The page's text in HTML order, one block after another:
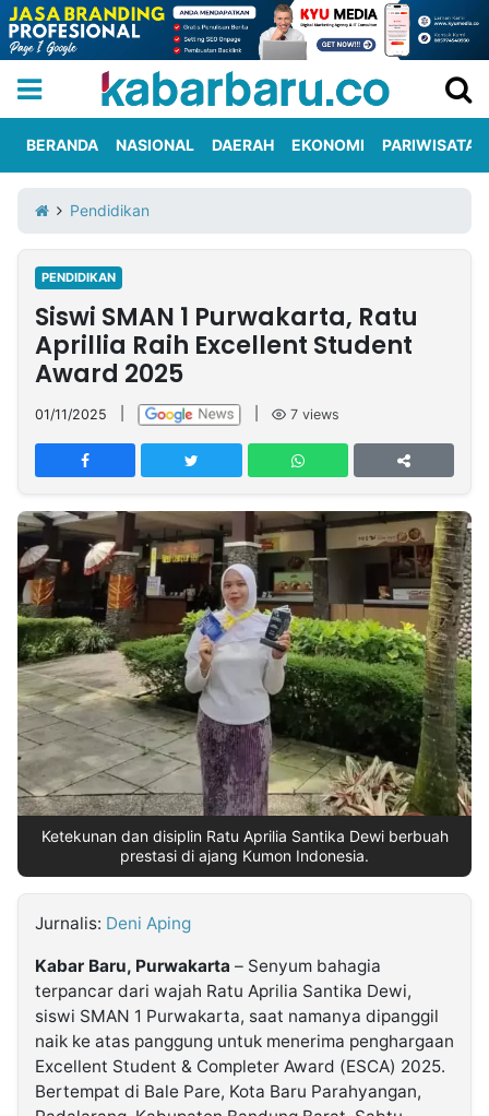
Iklan
Berita
Kami
Nasional
International
Olahraga
Entertainment
Daerah
Pariwisata
Kuliner
Kolom
Network
PT
TREETAN
INDONESIA
Partner
Insight
NTB
Suara
Time
Lens
IDN
Daily
Jogja
Jalan
Rakyat
Idealita
News
Kita
Notice
Dinamikapost.com
Radar
Baru
Seedbacklink
Follow
Kabarbaru
Kabarbaru.co
2026
BERANDA NASIONAL DAERAH EKONOMI PARIWISATA
Pendidikan
PENDIDIKAN
Siswi SMAN 1 Purwakarta, Ratu
Aprillia Raih Excellent Student
Award 2025
01/11/2025 7 views
Ketekunan dan disiplin Ratu Aprilia Santika Dewi berbuah
prestasi di ajang Kumon Indonesia.
Jurnalis: Deni Aping
Kabar Baru, Purwakarta – Senyum bahagia
terpancar dari wajah Ratu Aprilia Santika Dewi,
siswi SMAN 1 Purwakarta, saat namanya dipanggil
naik ke atas panggung untuk menerima penghargaan
Excellent Student & Completer Award (ESCA) 2025.
Bertempat di Bale Pare, Kota Baru Parahyangan,